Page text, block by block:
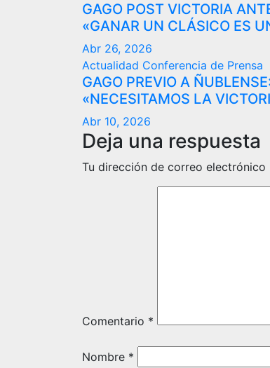
GAGO POST VICTORIA
«GANAR UN CLÁSICO ES
Abr 26, 2026
Actualidad Conferencia de Prensa
GAGO PREVIO A
«NECESITAMOS LA
Abr 10, 2026
Deja una respuesta
Tu dirección de correo electrónico
Comentario *
Nombre *